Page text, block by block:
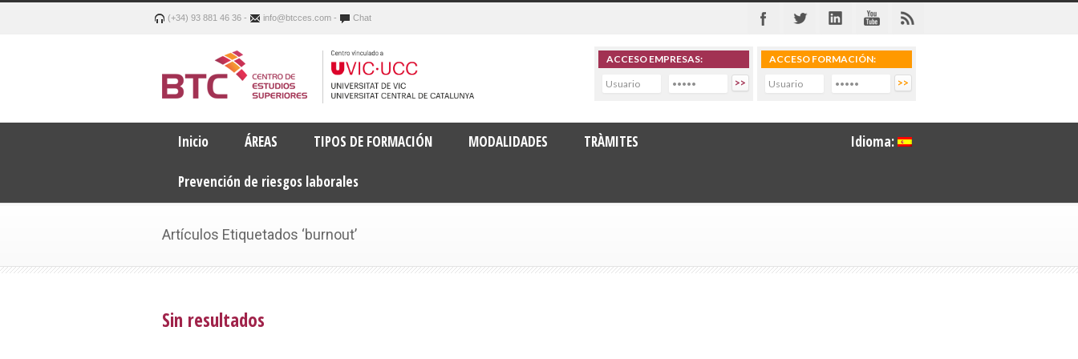
(+34) 93 881 46 36 - info@btcces.com - Chat
ACCESO FORMACIÓN:
ACCESO EMPRESAS:
Inicio Idioma:
ÁREAS TIPOS DE FORMACIÓN MODALIDADES TRÀMITES
Prevención de riesgos laborales
Artículos Etiquetados ‘burnout’
Sin resultados